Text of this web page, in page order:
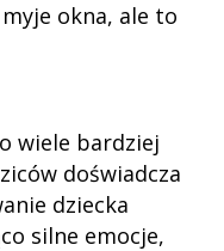
okna, ale to
wiele bardziej
doświadcza
dziecka
silne emocje,